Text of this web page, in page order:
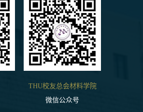
THU校友总会材料学院
微信公众号